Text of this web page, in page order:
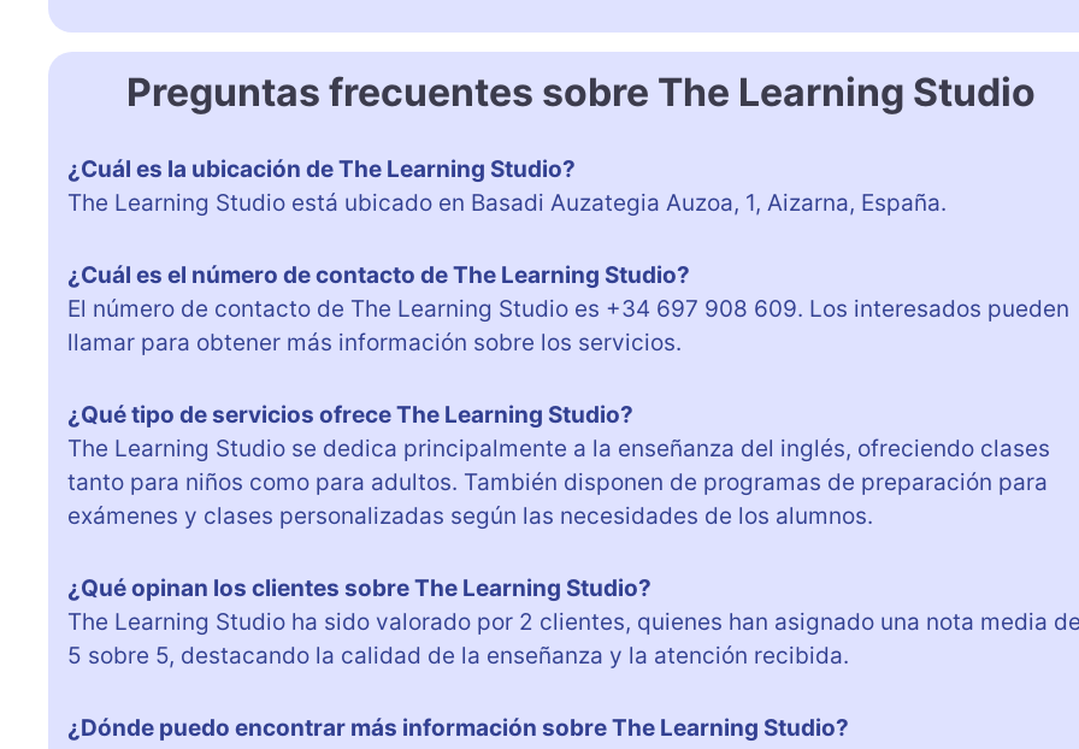
Preguntas frecuentes sobre The Learning Studio
¿Cuál es la ubicación de The Learning Studio?
The Learning Studio está ubicado en Basadi Auzategia Auzoa, 1, Aizarna, España.
¿Cuál es el número de contacto de The Learning Studio?
El número de contacto de The Learning Studio es +34 697 908 609. Los interesados pueden
llamar para obtener más información sobre los servicios.
¿Qué tipo de servicios ofrece The Learning Studio?
The Learning Studio se dedica principalmente a la enseñanza del inglés, ofreciendo clases
tanto para niños como para adultos. También disponen de programas de preparación para
exámenes y clases personalizadas según las necesidades de los alumnos.
¿Qué opinan los clientes sobre The Learning Studio?
The Learning Studio ha sido valorado por 2 clientes, quienes han asignado una nota media de
5 sobre 5, destacando la calidad de la enseñanza y la atención recibida.
¿Dónde puedo encontrar más información sobre The Learning Studio?